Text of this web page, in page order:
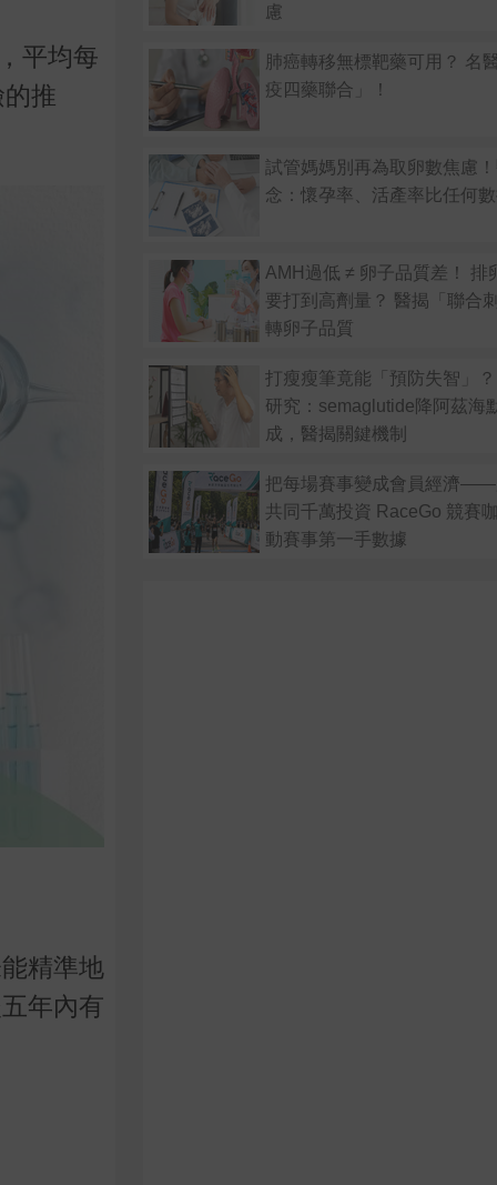
平均每
推
精準地
年內有
慮
肺癌轉移無標靶藥可用？ 名
疫四藥聯合」！
試管媽媽別再為取卵數焦慮
念：懷孕率、活產率比任何
AMH過低 ≠ 卵子品質差！ 排
要打到高劑量？ 醫揭「聯合
轉卵子品質
打瘦瘦筆竟能「預防失智」
研究：semaglutide降阿茲海
成，醫揭關鍵機制
把每場賽事變成會員經濟——
共同千萬投資 RaceGo 競賽
動賽事第一手數據